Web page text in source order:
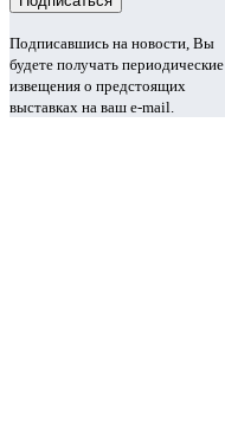
Подписавшись на новости, Вы
будете получать периодические
извещения о предстоящих
выставках на ваш e-mail.